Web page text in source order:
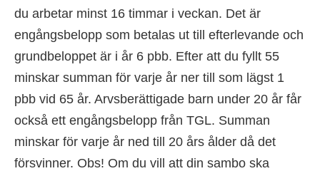
du arbetar minst 16 timmar i veckan. Det är
engångsbelopp som betalas ut till efterlevande och
grundbeloppet är i år 6 pbb. Efter att du fyllt 55
minskar summan för varje år ner till som lägst 1
pbb vid 65 år. Arvsberättigade barn under 20 år får
också ett engångsbelopp från TGL. Summan
minskar för varje år ned till 20 års ålder då det
försvinner. Obs! Om du vill att din sambo ska